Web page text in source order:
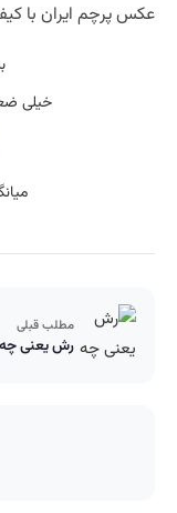
عکس پرچم ایران با
خیلی
مطلب قبلی
رش یعنی